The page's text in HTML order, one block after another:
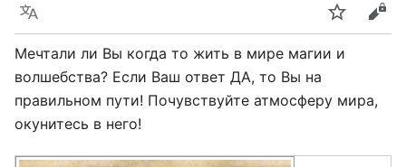
Язык Следить
Мечтали ли Вы когда то жить в мире магии и
волшебства? Если Ваш ответ ДА, то Вы на
правильном пути! Почувствуйте атмосферу мира,
окунитесь в него!